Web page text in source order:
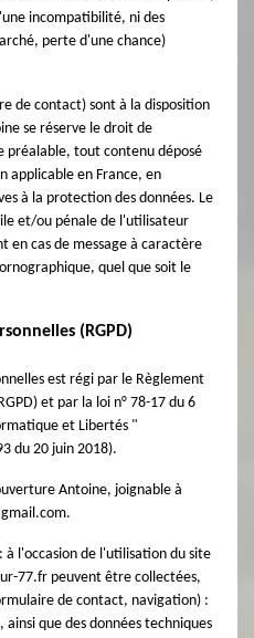
incompatibilité, ni des
perte d'une chance)
de contact) sont à la disposition
se réserve le droit de
préalable, tout contenu déposé
applicable en France, en
à la protection des données. Le
et/ou pénale de l'utilisateur
en cas de message à caractère
quel que soit le
(RGPD)
est régi par le Règlement
et par la loi n° 78-17 du 6
et Libertés "
du 20 juin 2018).
Antoine, joignable à
: à l'occasion de l'utilisation du site
77.fr peuvent être collectées,
de contact, navigation) :
que des données techniques